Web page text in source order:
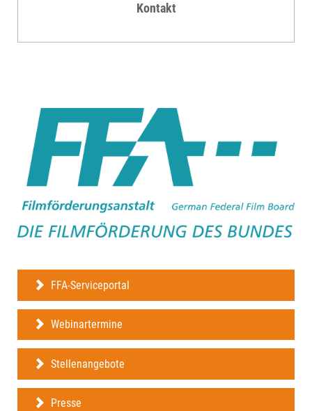
Kontakt
FFA-Serviceportal
Webinartermine
Stellenangebote
Presse